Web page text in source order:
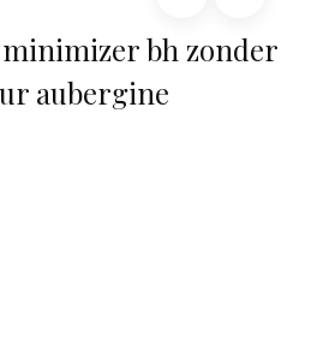
bh zonder
aubergine